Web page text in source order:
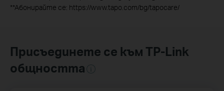
**Абонирайте се: https://www.tapo.com/bg/tapocare/
Присъединете се към TP-Link
общността